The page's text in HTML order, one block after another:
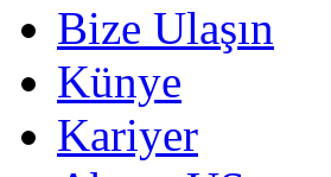
Bize Ulaşın
Künye
Kariyer